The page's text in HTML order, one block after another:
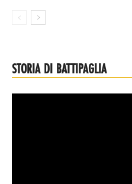
STORIA DI BATTIPAGLIA